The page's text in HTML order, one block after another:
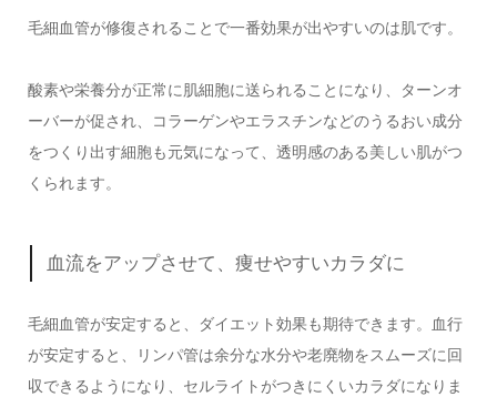
毛細血管が修復されることで一番効果が出やすいのは肌です。
酸素や栄養分が正常に肌細胞に送られることになり、ターンオ
ーバーが促され、コラーゲンやエラスチンなどのうるおい成分
をつくり出す細胞も元気になって、透明感のある美しい肌がつ
くられます。
血流をアップさせて、痩せやすいカラダに
毛細血管が安定すると、ダイエット効果も期待できます。血行
が安定すると、リンパ管は余分な水分や老廃物をスムーズに回
収できるようになり、セルライトがつきにくいカラダになりま